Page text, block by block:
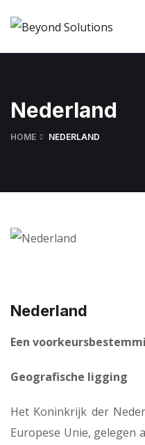
Nederland
HOME NEDERLAND
Nederland
Een
Geografische ligging
Het Koninkrijk der
Europese Unie, gelegen